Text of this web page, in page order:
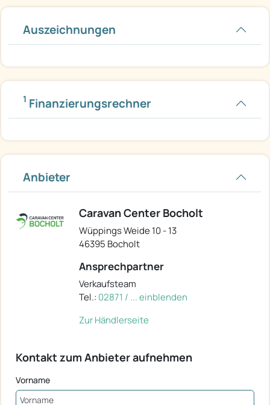
Auszeichnungen
1 Finanzierungsrechner
Anbieter
Caravan Center Bocholt
Wüppings Weide 10 - 13
46395 Bocholt
Ansprechpartner
Verkaufsteam
Tel.: 02871 / ... einblenden
Zur Händlerseite
Kontakt zum Anbieter aufnehmen
Vorname